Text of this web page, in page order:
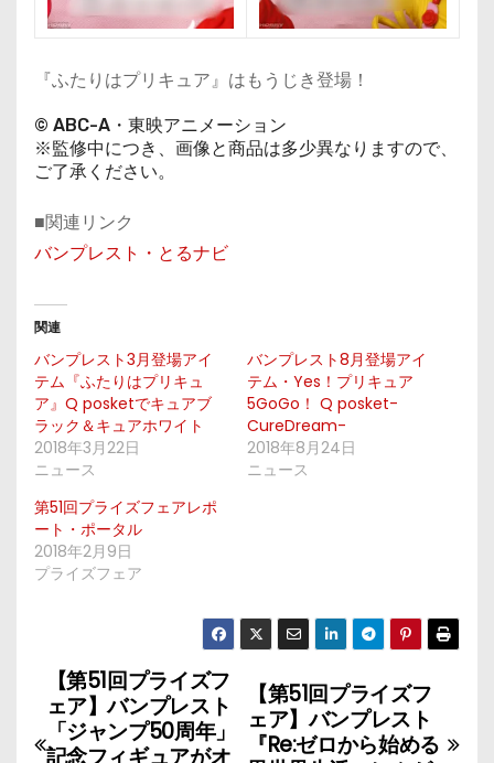
『ふたりはプリキュア』はもうじき登場！
© ABC-A・東映アニメーション
※監修中につき、画像と商品は多少異なりますので、
ご了承ください。
■関連リンク
バンプレスト・とるナビ
関連
バンプレスト3月登場アイ
テム『ふたりはプリキュ
ア』Q posketでキュアブ
ラック＆キュアホワイト
2018年3月22日
ニュース
バンプレスト8月登場アイ
テム・Yes！プリキュア
5GoGo！ Q posket-
CureDream-
2018年8月24日
ニュース
第51回プライズフェアレポ
ート・ポータル
2018年2月9日
プライズフェア
投
稿
【第51回プライズフ
ェア】バンプレスト
『Re:ゼロから始める
【第51回プライズフ
ェア】バンプレスト
「ジャンプ50周年」